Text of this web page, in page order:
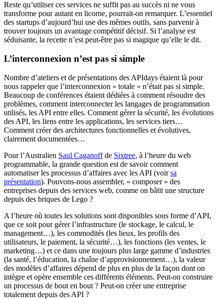
Reste qu’utiliser ces services ne suffit pas au succès ni ne vous
transforme pour autant en licorne, pourrait-on remarquer. L’essentiel
des startups d’aujourd’hui use des mêmes outils, sans parvenir à
trouver toujours un avantage compétitif décisif. Si l’analyse est
séduisante, la recette n’est peut-être pas si magique qu’elle le dit.
L’interconnexion n’est pas si simple
Nombre d’ateliers et de présentations des APIdays étaient là pour
nous rappeler que l’interconnexion « totale » n’était pas si simple.
Beaucoup de conférences étaient dédiées à comment résoudre des
problèmes, comment interconnecter les langages de programmation
utilisés, les API entre elles. Comment gérer la sécurité, les évolutions
des API, les liens entre les applications, les services tiers…
Comment créer des architectures fonctionnelles et évolutives,
clairement documentées…
Pour l’Australien Saul Caganoffde Sixtree, à l’heure du web
programmable, la grande question est de savoir comment
automatiser les processus d’affaires avec les API (voirsa
présentation). Pouvons-nous assembler, « composer » des
entreprises depuis des services web, comme on bâtit une structure
depuis des briques de Lego ?
A l’heure où toutes les solutions sont disponibles sous forme d’API,
que ce soit pour gérer l’infrastructure (le stockage, le calcul, le
management…), les commodités (les lieux, les profils des
utilisateurs, le paiement, la sécurité…), les fonctions (les ventes, le
marketing…) et ce dans une toujours plus large gamme d’industries
(la santé, l’éducation, la chaîne d’approvisionnement…), la valeur
des modèles d’affaires dépend de plus en plus de la façon dont on
intègre et opère ensemble ces différents éléments. Peut-on construire
un processus de bout en bout ? Peut-on créer une entreprise
totalement depuis des API ?